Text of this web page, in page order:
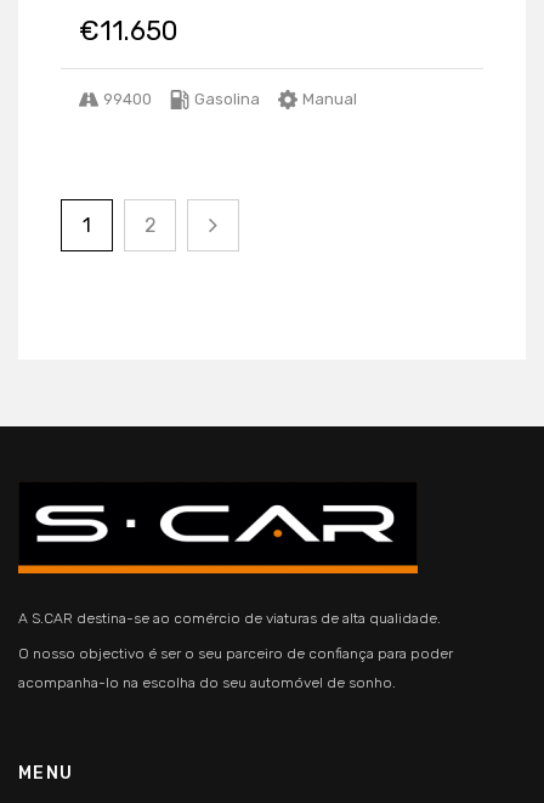
€11.650
99400 Gasolina Manual
Listings
Navigation
1 2
A S.CAR destina-se ao comércio de viaturas de alta qualidade.
O nosso objectivo é ser o seu parceiro de confiança para poder
acompanha-lo na escolha do seu automóvel de sonho.
MENU